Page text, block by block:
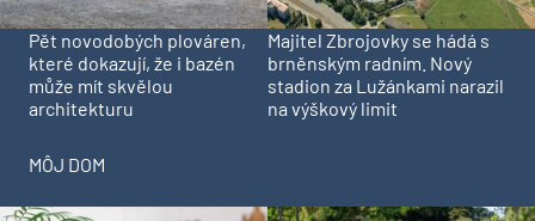
Pět novodobých plováren,
které dokazují, že i bazén
může mít skvělou
architekturu
Majitel Zbrojovky se hádá s
brněnským radním. Nový
stadion za Lužánkami narazil
na výškový limit
MÔJ DOM